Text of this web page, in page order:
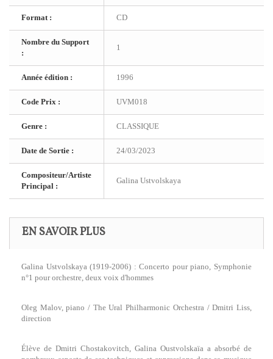
Format : CD
Nombre du Support
:
1
Année édition : 1996
Code Prix : UVM018
Genre : CLASSIQUE
Date de Sortie : 24/03/2023
Compositeur/Artiste
Principal :
Galina Ustvolskaya
EN SAVOIR PLUS
Galina Ustvolskaya (1919-2006) : Concerto pour piano, Symphonie
n°1 pour orchestre, deux voix d'hommes
Oleg Malov, piano / The Ural Philharmonic Orchestra / Dmitri Liss,
direction
Élève de Dmitri Chostakovitch, Galina Oustvolskaïa a absorbé de